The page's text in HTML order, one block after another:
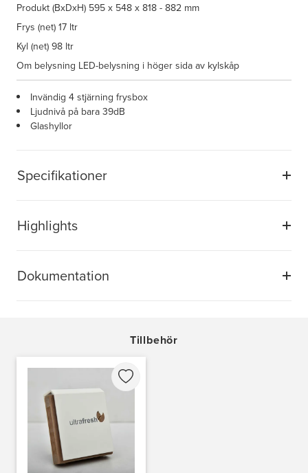
Specifikationer
Highlights
Dokumentation
Produkt (BxDxH) 595 x 548 x 818 - 882 mm
Frys (net)17 ltr
Kyl (net)98 ltr
Om belysning LED-belysning i höger sida av kylskåp
Invändig 4 stjärning frysbox
Ljudnivå på bara 39dB
Glashyllor
Tillbehör